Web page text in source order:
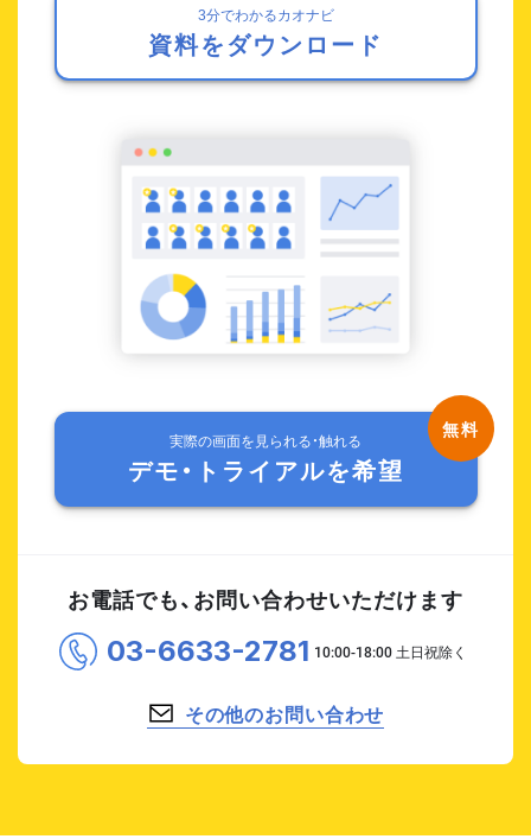
3分でわかるカオナビ
資料をダウンロード
実際の画面を見られる・触れる
デモ・トライアルを希望
お電話でも、お問い合わせいただけます
03-6633-2781
その他のお問い合わせ